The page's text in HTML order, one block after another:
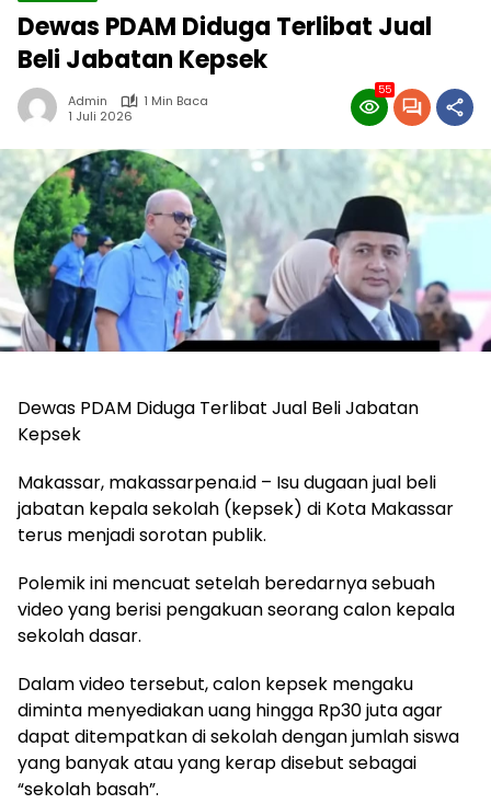
Dewas PDAM Diduga Terlibat Jual
Beli Jabatan Kepsek
Admin
1 Min Baca
1 Juli 2026
55
Dewas PDAM Diduga Terlibat Jual Beli Jabatan
Kepsek
Makassar, makassarpena.id – Isu dugaan jual beli
jabatan kepala sekolah (kepsek) di Kota Makassar
terus menjadi sorotan publik.
Polemik ini mencuat setelah beredarnya sebuah
video yang berisi pengakuan seorang calon kepala
sekolah dasar.
Dalam video tersebut, calon kepsek mengaku
diminta menyediakan uang hingga Rp30 juta agar
dapat ditempatkan di sekolah dengan jumlah siswa
yang banyak atau yang kerap disebut sebagai
“sekolah basah”.